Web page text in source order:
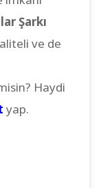
Şarkı
ve de
Haydi
yap.